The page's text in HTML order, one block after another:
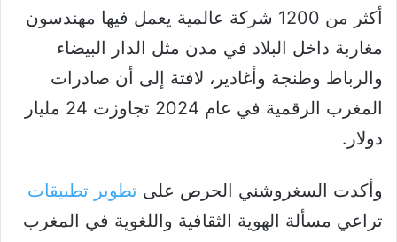
أكثر من 1200 شركة عالمية يعمل فيها مهندسون
مغاربة داخل البلاد في مدن مثل الدار البيضاء
والرباط وطنجة وأغادير، لافتة إلى أن صادرات
المغرب الرقمية في عام 2024 تجاوزت 24 مليار
دولار.
وأكدت السغروشني الحرص على تطوير تطبيقات
تراعي مسألة الهوية الثقافية واللغوية في المغرب